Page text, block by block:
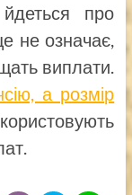
про
не означає,
виплати.
а розмір